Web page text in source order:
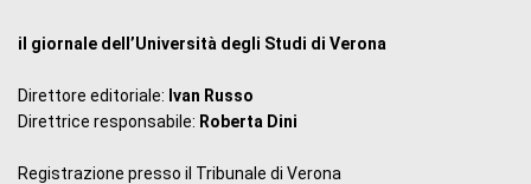
il giornale dell’Università degli Studi di Verona
Direttore editoriale: Ivan Russo
Direttrice responsabile: Roberta Dini
Registrazione presso il Tribunale di Verona